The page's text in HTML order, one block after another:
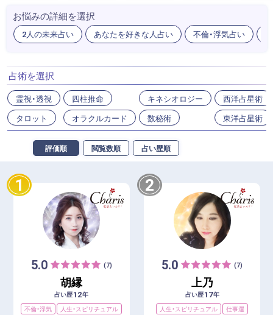
お悩みの詳細を選択
2人の未来占い あなたを好きな人占い 不倫・浮気占い
占術を選択
霊視・透視
タロット
四柱推命
オラクルカード
キネシオロジー
数秘術
西洋占星術
東洋占星術
評価順 閲覧数順 占い歴順
1
5.0 (7)
胡縁
占い歴12年
不倫・浮気
人生・スピリチュアル
2
5.0 (7)
上乃
占い歴17年
人生・スピリチュアル
仕事運